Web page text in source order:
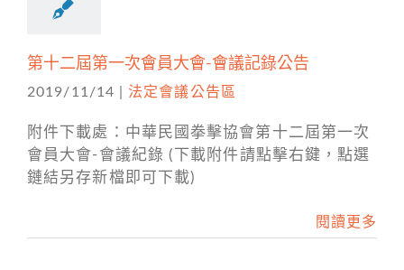
第十二屆第一次會員大會-會議記錄公告
2019/11/14 法定會議公告區
附件下載處：中華民國拳擊協會第十二屆第一次
會員大會-會議紀錄 (下載附件請點擊右鍵，點選
鏈結另存新檔即可下載)
閱讀更多